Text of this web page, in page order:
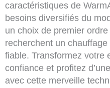
caractéristiques de
besoins diversifiés du
un choix de premier
recherchent un
fiable. Transformez votre
confiance et profitez
avec cette merveille